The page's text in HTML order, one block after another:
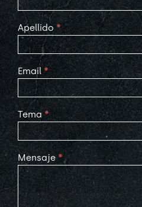
Apellido *
Email *
Tema *
Mensaje *